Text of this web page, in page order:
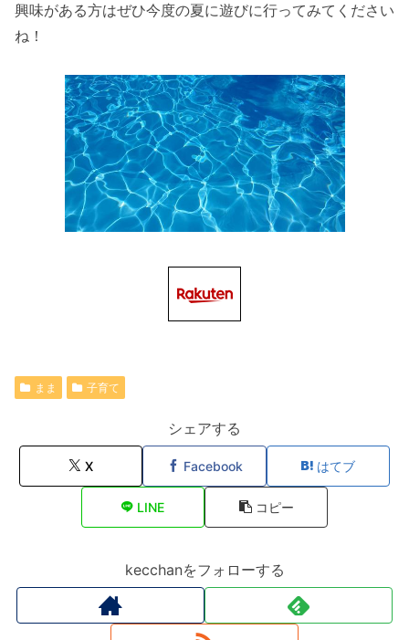
興味がある方はぜひ今度の夏に遊びに行ってみてください
ね！
まま 子育て
シェアする
X Facebook はてブ
LINE コピー
kecchanをフォローする